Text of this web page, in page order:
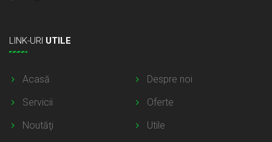
LINK-URI UTILE
Acasă
Despre noi
Servicii
Oferte
Noutăţi
Utile